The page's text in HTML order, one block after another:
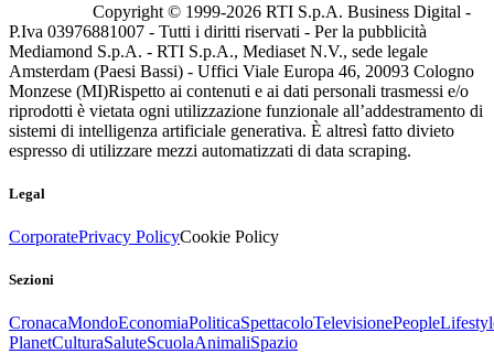
Copyright © 1999-2026 RTI S.p.A. Business Digital -
P.Iva 03976881007 - Tutti i diritti riservati - Per la pubblicità
Mediamond S.p.A. - RTI S.p.A., Mediaset N.V., sede legale
Amsterdam (Paesi Bassi) - Uffici Viale Europa 46, 20093 Cologno
Monzese (MI)Rispetto ai contenuti e ai dati personali trasmessi e/o
riprodotti è vietata ogni utilizzazione funzionale all’addestramento di
sistemi di intelligenza artificiale generativa. È altresì fatto divieto
espresso di utilizzare mezzi automatizzati di data scraping.
Legal
CorporatePrivacy PolicyCookie Policy
Sezioni
CronacaMondoEconomiaPoliticaSpettacoloTelevisionePeople
PlanetCulturaSaluteScuolaAnimaliSpazio